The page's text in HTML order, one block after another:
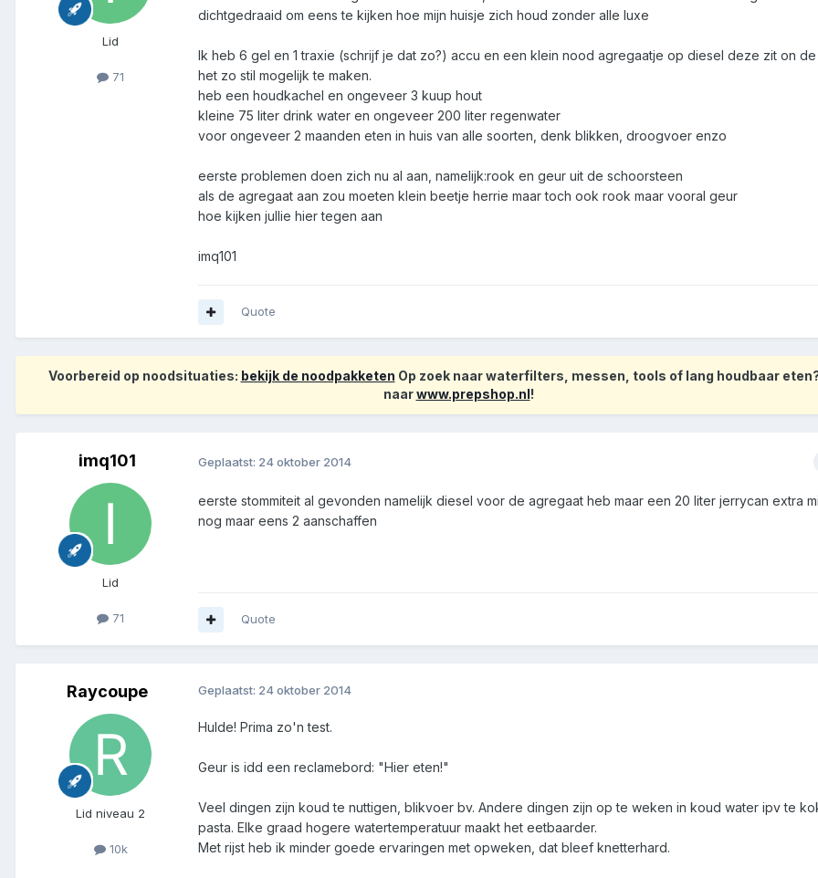
Lid
71
dichtgedraaid om eens te kijken hoe mijn huisje zich houd zonder alle luxe
Ik heb 6 gel en 1 traxie (schrijf je dat zo?) accu en een klein nood agregaatje op diesel deze zit on
het zo stil mogelijk te maken.
heb een houdkachel en ongeveer 3 kuup hout
kleine 75 liter drink water en ongeveer 200 liter regenwater
voor ongeveer 2 maanden eten in huis van alle soorten, denk blikken, droogvoer enzo
eerste problemen doen zich nu al aan, namelijk:rook en geur uit de schoorsteen
als de agregaat aan zou moeten klein beetje herrie maar toch ook rook maar vooral geur
hoe kijken jullie hier tegen aan
imq101
Quote
Voorbereid op noodsituaties: bekijk de noodpakketen Op zoek naar waterfilters, messen, tools of lang houdbaar
naarwww.prepshop.nl!
imq101
Lid
71
Geplaatst: 24 oktober 2014
eerste stommiteit al gevonden namelijk diesel voor de agregaat heb maar een 20 liter jerrycan extra
nog maar eens 2 aanschaffen
Quote
Raycoupe
Lid niveau 2
10k
Geplaatst: 24 oktober 2014
Hulde! Prima zo'n test.
Geur is idd een reclamebord: "Hier eten!"
Veel dingen zijn koud te nuttigen, blikvoer bv. Andere dingen zijn op te weken in koud water ipv te
pasta. Elke graad hogere watertemperatuur maakt het eetbaarder.
Met rijst heb ik minder goede ervaringen met opweken, dat bleef knetterhard.